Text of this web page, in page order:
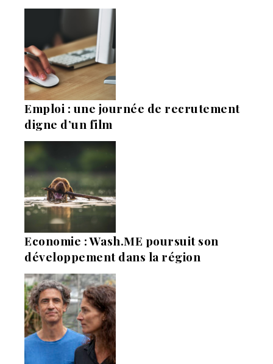
Emploi : une journée de recrutement
digne d’un film
Economie : Wash.ME poursuit son
développement dans la région